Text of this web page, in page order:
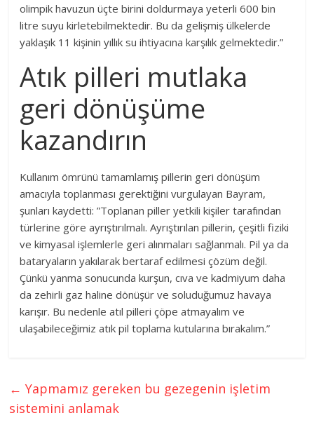
olimpik havuzun üçte birini doldurmaya yeterli 600 bin
litre suyu kirletebilmektedir. Bu da gelişmiş ülkelerde
yaklaşık 11 kişinin yıllık su ihtiyacına karşılık gelmektedir.”
Atık pilleri mutlaka
geri dönüşüme
kazandırın
Kullanım ömrünü tamamlamış pillerin geri dönüşüm
amacıyla toplanması gerektiğini vurgulayan Bayram,
şunları kaydetti: ”Toplanan piller yetkili kişiler tarafından
türlerine göre ayrıştırılmalı. Ayrıştırılan pillerin, çeşitli fiziki
ve kimyasal işlemlerle geri alınmaları sağlanmalı. Pil ya da
bataryaların yakılarak bertaraf edilmesi çözüm değil.
Çünkü yanma sonucunda kurşun, cıva ve kadmiyum daha
da zehirli gaz haline dönüşür ve soluduğumuz havaya
karışır. Bu nedenle atıl pilleri çöpe atmayalım ve
ulaşabileceğimiz atık pil toplama kutularına bırakalım.”
← Yapmamız gereken bu gezegenin işletim
sistemini anlamak